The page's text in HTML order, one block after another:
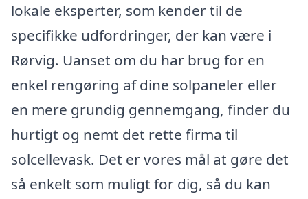
lokale eksperter, som kender til de
specifikke udfordringer, der kan være i
Rørvig. Uanset om du har brug for en
enkel rengøring af dine solpaneler eller
en mere grundig gennemgang, finder du
hurtigt og nemt det rette firma til
solcellevask. Det er vores mål at gøre det
så enkelt som muligt for dig, så du kan